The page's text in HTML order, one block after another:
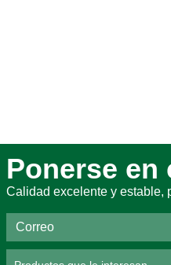
Ponerse en
Calidad excelente y estable,